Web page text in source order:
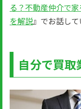
る？不動産仲介で
を解説』でお話して
自分で買取